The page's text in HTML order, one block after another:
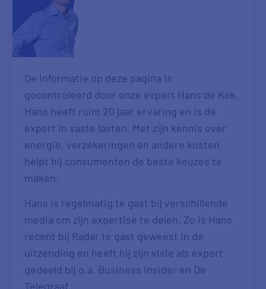
De informatie op deze pagina is
gecontroleerd door onze expert Hans de Kok.
Hans heeft ruim 20 jaar ervaring en is dé
expert in vaste lasten. Met zijn kennis over
energie, verzekeringen en andere kosten
helpt hij consumenten de beste keuzes te
maken.
Hans is regelmatig te gast bij verschillende
media om zijn expertise te delen. Zo is Hans
recent bij Radar te gast geweest in de
uitzending en heeft hij zijn visie als expert
gedeeld bij o.a. Business Insider en De
Telegraaf.